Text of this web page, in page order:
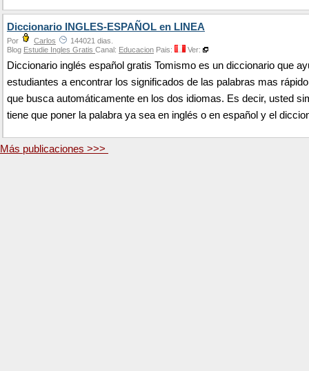
Diccionario INGLES-ESPAÑOL en LINEA
Por Carlos
144021 dias.
Blog Estudie Ingles Gratis Canal: Educacion Pais: Ver:
Diccionario inglés español gratis Tomismo es un diccionario que
estudiantes a encontrar los significados de las palabras mas
que busca automáticamente en los dos idiomas. Es decir, usted
tiene que poner la palabra ya sea en inglés o en español y el
Más publicaciones >>>